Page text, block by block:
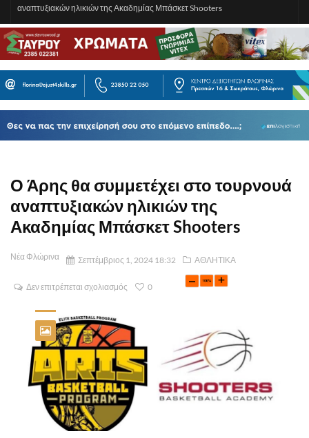
αναπτυξιακών ηλικιών της Ακαδημίας Μπάσκετ Shooters
Ο Άρης θα συμμετέχει στο τουρνουά
αναπτυξιακών ηλικιών της
Ακαδημίας Μπάσκετ Shooters
Νέα Φλώρινα Σεπτέμβριος 1, 2024 18:32 ΑΘΛΗΤΙΚΑ
Δεν επιτρέπεται σχολιασμός 0